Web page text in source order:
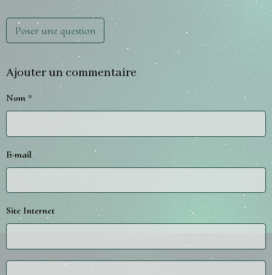
Poser une question
Ajouter un commentaire
Nom
E-mail
Site Internet